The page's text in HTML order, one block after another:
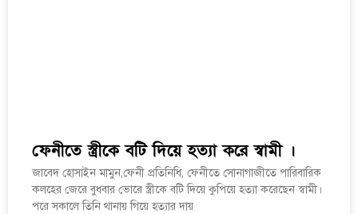
ফেনীতে স্ত্রীকে বটি দিয়ে হত্যা করে স্বামী ।
জাবেদ হোসাইন মামুন,ফেনী প্রতিনিধি, ফেনীতে সোনাগাজীতে পারিবারিক
কলহের জেরে বুধবার ভোরে স্ত্রীকে বটি দিয়ে কুপিয়ে হত্যা করেছেন স্বামী।
পরে সকালে তিনি থানায় গিয়ে হত্যার দায়